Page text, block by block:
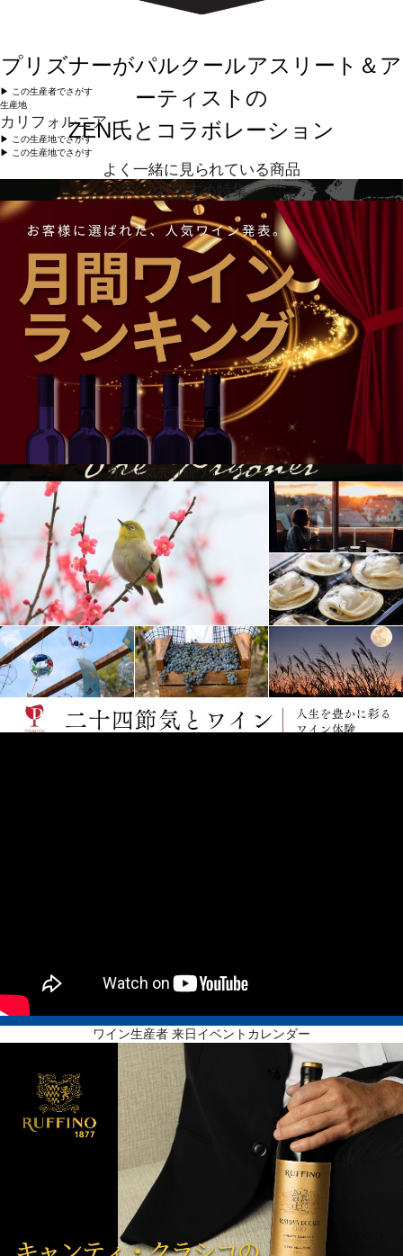
プリズナーがパルクールアスリート＆ア
ーティストの
ZEN氏とコラボレーション
革新的かつ斬新な製法とブレンドに挑戦し、新たなワインを生
み続けている「プリズナー」。
そんなプリズナーのワインづくりと同様に、常に新たな境地に
挑戦し続けるパルクールアスリートでアーティストである
ZEN氏とコラボレーション。
プリズナーの特設ページでは、ZEN氏の貴重なインタビュー
なども公開中！
ザ・プリズナー・ワイン・カンパニー
100の生産者とのネットワーク
▶︎ この生産者でさがす
生産地
カリフォルニア
▶︎ この生産地でさがす
▶︎ この生産地でさがす
よく一緒に見られている商品
おすすめ特集
月間人気売れ筋ワインランキング
ワイン生産者 来日イベントカレンダー